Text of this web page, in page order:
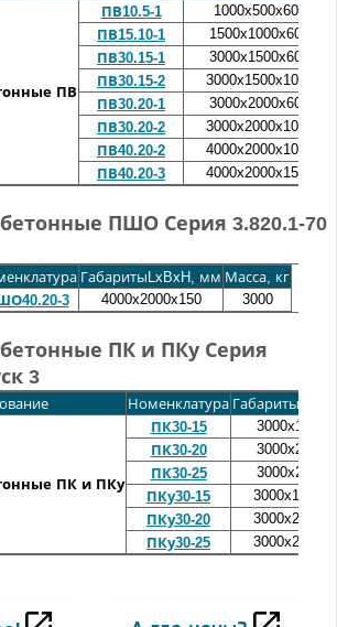
ПВ
ПВ10.5-1
1000x500x60
ПВ15.10-1
1500x1000x60
ПВ30.15-1
3000x1500x60
ПВ30.15-2
3000x1500x100
ПВ30.20-1
3000x2000x60
ПВ30.20-2
3000x2000x100
ПВ40.20-2
4000x2000x100
ПВ40.20-3
4000x2000x150
ПШО Серия 3.820.1-70
ГабаритыLxBxH, мм Масса, кг
3 4000x2000x150 3000
ПК и ПКу Серия
3
Номенклатура
ПК и ПКу
ПК30-15
ПК30-20
3000
ПК30-25
3000
ПКу30-15
3000
ПКу30-20
3000
ПКу30-25
3000